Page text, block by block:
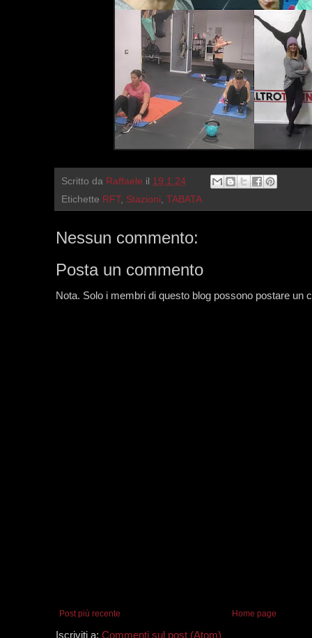
Scritto da Raffaele il 19.1.24
Etichette RFT, Stazioni, TABATA
Nessun commento:
Posta un commento
Nota. Solo i membri di questo blog possono postare un
Post più recente Home page
Iscriviti a: Commenti sul post (Atom)